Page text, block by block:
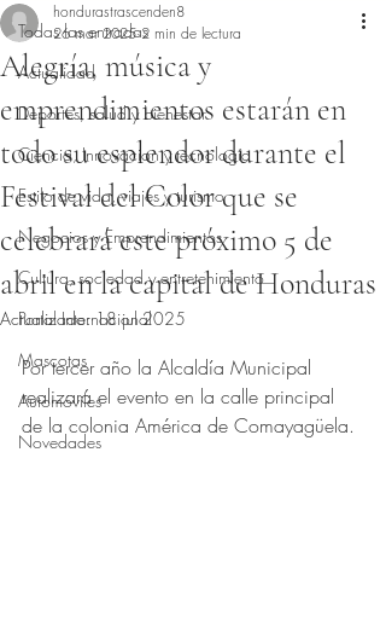
Todas las entradas
Actualidad
Deportes, salud y bienestar
Ciencia, Innovacion y tecnología
Estilo de vida, viajes y turismo
Negocios y Emprendimientos
Cultura, sociedad y entretenimiento
Portal Internacional
Mascotas
Automóviles
Novedades
Alegría, música y
emprendimientos estarán en
todo su esplendor durante el
Festival del Color que se
celebrará este próximo 5 de
abril en la capital de Honduras
hondurastrascenden8
26 mar 2025 2 min de lectura
Actualizado:18 jul 2025
Por tercer año la Alcaldía Municipal
realizará el evento en la calle principal
de la colonia América de Comayagüela.